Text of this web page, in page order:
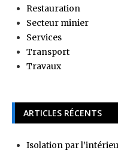
Restauration
Secteur minier
Services
Transport
Travaux
ARTICLES RÉCENTS
Isolation par